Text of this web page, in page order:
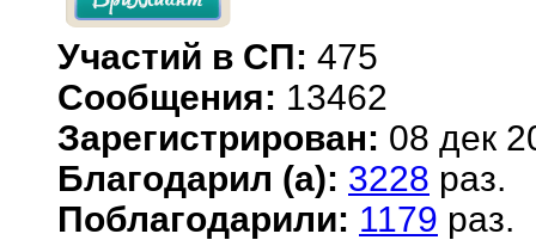
Участий в СП: 475
Сообщения: 13462
Зарегистрирован: 08 дек
Благодарил (а): 3228 раз.
Поблагодарили: 1179 раз.